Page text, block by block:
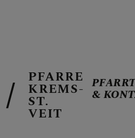
PFARRE
KREMS-
ST.
VEIT
&